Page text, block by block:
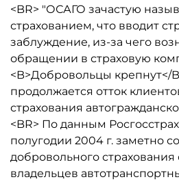
<BR> "ОСАГО зачастую
страхованием, что вводит
заблуждение, из-за чего
обращении в страховую
<B>Добровольцы крепнут</
продолжается отток
страхования
<BR> По данным
полугодии 2004 г. заметно
добровольного страхования
владельцев